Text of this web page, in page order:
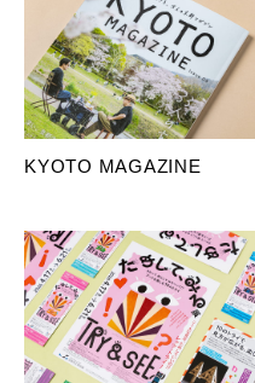
KYOTO MAGAZINE